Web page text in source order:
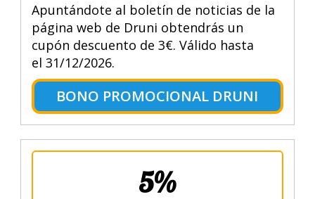
Apuntándote al boletín de noticias de la
página web de Druni obtendrás un
cupón descuento de 3€. Válido hasta
el 31/12/2026.
BONO PROMOCIONAL DRUNI
5%